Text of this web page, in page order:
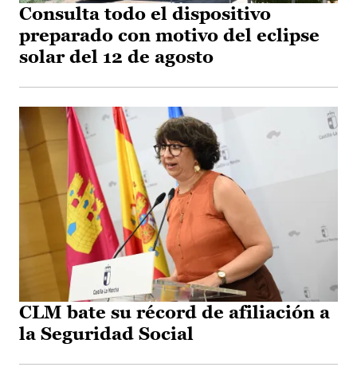
Consulta todo el dispositivo
preparado con motivo del eclipse
solar del 12 de agosto
CLM bate su récord de afiliación a
la Seguridad Social